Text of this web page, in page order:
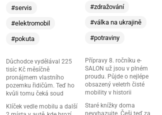
#servis
#elektromobil
#pokuta
Důchodce vydělával 225
tisíc Kč měsíčně
pronájmem vlastního
pozemku řidičům. Teď ho
kvůli tomu čeká soud
Klíček vedle mobilu a další
#zdražování
#válka na ukrajině
#potraviny
Přípravy 8. ročníku e-
SALON už jsou v plném
proudu. Půjde o nejlépe
obsazený veletrh čisté
mobility v historii
Staré knížky doma